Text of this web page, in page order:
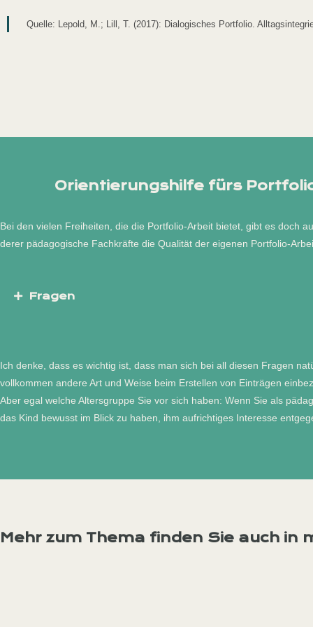
Quelle: Lepold, M.; Lill, T. (2017): Dialogisches Portfolio.
Orientierungshilfe fürs
Bei den vielen Freiheiten, die die Portfolio-Arbeit bietet, gibt es doch
derer pädagogische Fachkräfte die Qualität der eigenen Portfolio-
Fragen
Ich denke, dass es wichtig ist, dass man sich bei all diesen Fragen
vollkommen andere Art und Weise beim Erstellen von Einträgen
Aber egal welche Altersgruppe Sie vor sich haben: Wenn Sie als
das Kind bewusst im Blick zu haben, ihm aufrichtiges Interesse
Mehr zum Thema finden Sie auch in